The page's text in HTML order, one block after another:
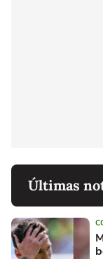
Últimas